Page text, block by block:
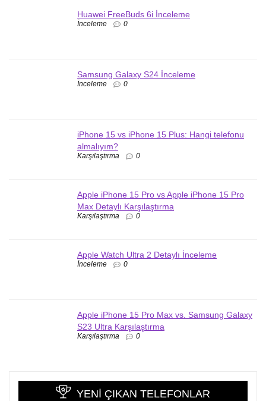
Huawei FreeBuds 6i İnceleme
İnceleme 0
Samsung Galaxy S24 İnceleme
İnceleme 0
iPhone 15 vs iPhone 15 Plus: Hangi telefonu
almalıyım?
Karşılaştırma 0
Apple iPhone 15 Pro vs Apple iPhone 15 Pro
Max Detaylı Karşılaştırma
Karşılaştırma 0
Apple Watch Ultra 2 Detaylı İnceleme
İnceleme 0
Apple iPhone 15 Pro Max vs. Samsung Galaxy
S23 Ultra Karşılaştırma
Karşılaştırma 0
YENI ÇIKAN TELEFONLAR